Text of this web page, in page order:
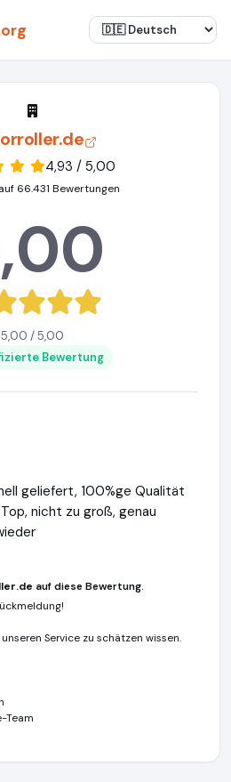
4,93 / 5,00
66.431 Bewertungen
5,00 / 5,00
Bewertung
geliefert, 100%ge Qualität
nicht zu groß, genau
auf diese Bewertung.
Service zu schätzen wissen.
Team